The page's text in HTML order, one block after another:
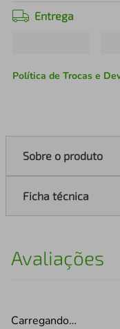
Entrega
Política de Trocas e
Sobre o produto
Ficha técnica
Avaliações
Carregando…